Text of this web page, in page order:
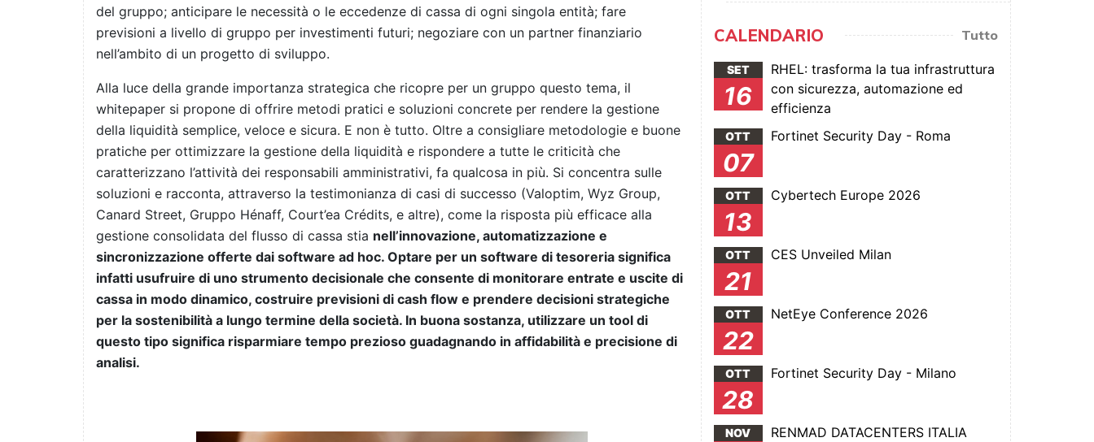
del gruppo; anticipare le necessità o le eccedenze di cassa di ogni singola entità; fare
previsioni a livello di gruppo per investimenti futuri; negoziare con un partner finanziario
nell’ambito di un progetto di sviluppo.
Alla luce della grande importanza strategica che ricopre per un gruppo questo tema, il
whitepaper si propone di offrire metodi pratici e soluzioni concrete per rendere la gestione
della liquidità semplice, veloce e sicura. E non è tutto. Oltre a consigliare metodologie e buone
pratiche per ottimizzare la gestione della liquidità e rispondere a tutte le criticità che
caratterizzano l’attività dei responsabili amministrativi, fa qualcosa in più. Si concentra sulle
soluzioni e racconta, attraverso la testimonianza di casi di successo (Valoptim, Wyz Group,
Canard Street, Gruppo Hénaff, Court’ea Crédits, e altre), come la risposta più efficace alla
gestione consolidata del flusso di cassa stia nell’innovazione, automatizzazione e
sincronizzazione offerte dai software ad hoc. Optare per un software di tesoreria significa
infatti usufruire di uno strumento decisionale che consente di monitorare entrate e uscite di
cassa in modo dinamico, costruire previsioni di cash flow e prendere decisioni strategiche
per la sostenibilità a lungo termine della società. In buona sostanza, utilizzare un tool di
questo tipo significa risparmiare tempo prezioso guadagnando in affidabilità e precisione di
analisi.
CALENDARIO Tutto
SET
16
RHEL: trasforma la tua infrastruttura
con sicurezza, automazione ed
efficienza
OTT
07
Fortinet Security Day - Roma
OTT
13
Cybertech Europe 2026
OTT
21
CES Unveiled Milan
OTT
22
NetEye Conference 2026
OTT
28
Fortinet Security Day - Milano
NOV
RENMAD DATACENTERS ITALIA